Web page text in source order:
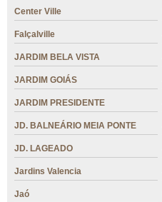
Center Ville
Falçalville
JARDIM BELA VISTA
JARDIM GOIÁS
JARDIM PRESIDENTE
JD. BALNEÁRIO MEIA PONTE
JD. LAGEADO
Jardins Valencia
Jaó